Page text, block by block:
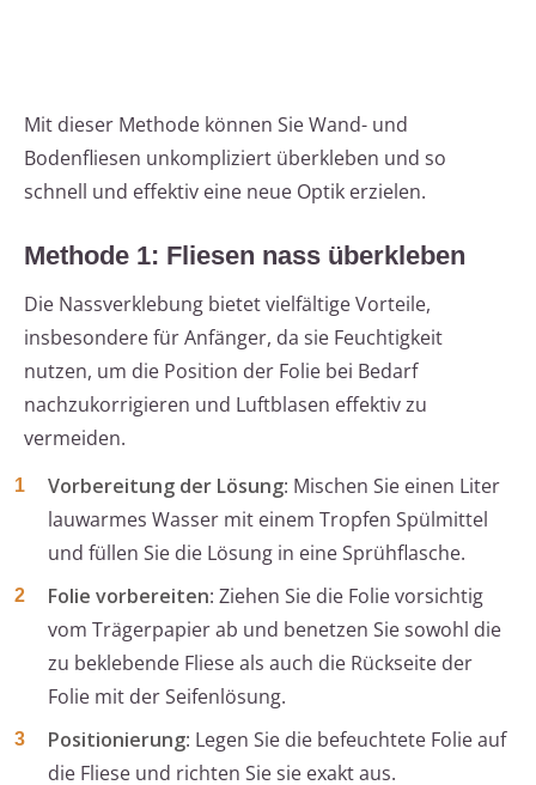
Mit dieser Methode können Sie Wand- und
Bodenfliesen unkompliziert überkleben und so
schnell und effektiv eine neue Optik erzielen.
Methode 1: Fliesen nass überkleben
Die Nassverklebung bietet vielfältige Vorteile,
insbesondere für Anfänger, da sie Feuchtigkeit
nutzen, um die Position der Folie bei Bedarf
nachzukorrigieren und Luftblasen effektiv zu
vermeiden.
Vorbereitung der Lösung: Mischen Sie einen Liter
lauwarmes Wasser mit einem Tropfen Spülmittel
und füllen Sie die Lösung in eine Sprühflasche.
Folie vorbereiten: Ziehen Sie die Folie vorsichtig
vom Trägerpapier ab und benetzen Sie sowohl die
zu beklebende Fliese als auch die Rückseite der
Folie mit der Seifenlösung.
Positionierung: Legen Sie die befeuchtete Folie auf
die Fliese und richten Sie sie exakt aus.